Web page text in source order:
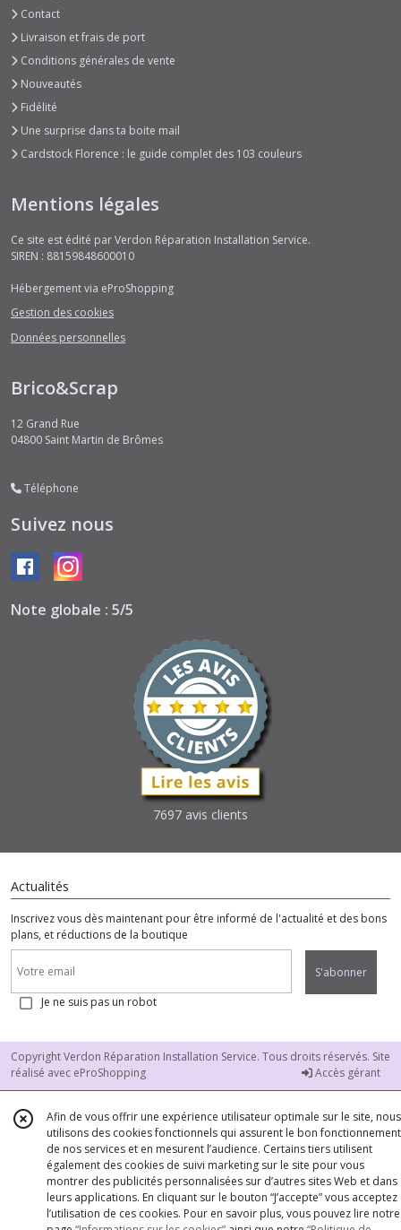
Contact
Livraison et frais de port
Conditions générales de vente
Nouveautés
Fidélité
Une surprise dans ta boite mail
Cardstock Florence : le guide complet des 103 couleurs
Mentions légales
Ce site est édité par Verdon Réparation Installation Service.
SIREN : 88159848600010
Hébergement via eProShopping
Gestion des cookies
Données personnelles
Brico&Scrap
12 Grand Rue
04800 Saint Martin de Brômes
Téléphone
Suivez nous
Note globale : 5/5
7697 avis clients
Actualités
Inscrivez vous dès maintenant pour être informé de l'actualité et des bons
plans, et réductions de la boutique
S'abonner
Je ne suis pas un robot
Copyright Verdon Réparation Installation Service. Tous droits réservés. Site
réalisé avec eProShopping Accès gérant
Afin de vous offrir une expérience utilisateur optimale sur le site, nous
utilisons des cookies fonctionnels qui assurent le bon fonctionnement
de nos services et en mesurent l’audience. Certains tiers utilisent
également des cookies de suivi marketing sur le site pour vous
montrer des publicités personnalisées sur d’autres sites Web et dans
leurs applications. En cliquant sur le bouton “J’accepte” vous acceptez
l’utilisation de ces cookies. Pour en savoir plus, vous pouvez lire notre